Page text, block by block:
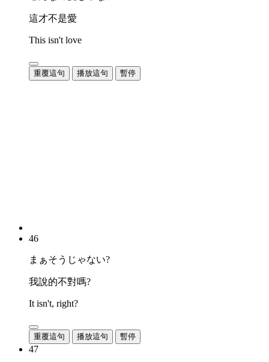
這才不是愛
This isn't love
重覆這句 播放這句 暫停
46
まぁそうじゃない?
我說的不對嗎?
It isn't, right?
重覆這句 播放這句 暫停
47